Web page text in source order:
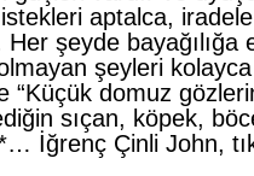
aptalca,
Her şeyde bayağılığa
şeyleri
“Küçük domuz
sıçan, köpek,
İğrenç Çinli John,